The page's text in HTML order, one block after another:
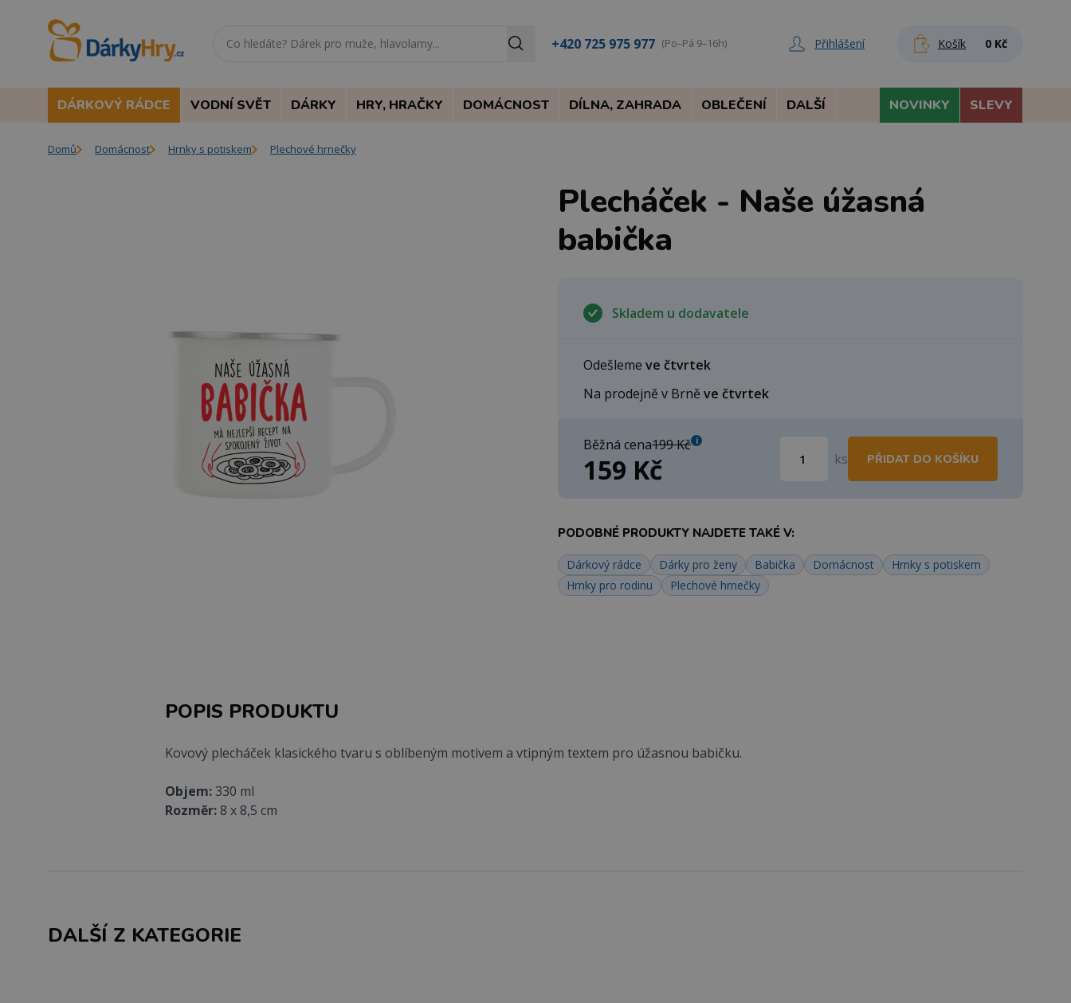
+420 725 975 977 (Po–Pá 9–16h) Přihlášení Košík 0 Kč
DÁRKOVÝ RÁDCE VODNÍ SVĚT DÁRKY HRY, HRAČKY DOMÁCNOST DÍLNA, ZAHRADA OBLEČENÍ DALŠÍ NOVINKY SLEVY
Domů Domácnost Hrnky s potiskem Plechové hrnečky
Plecháček - Naše úžasná
babička
Skladem u dodavatele
Odešleme ve čtvrtek
Na prodejně v Brně ve čtvrtek
159 Kč
Běžná cena199 Kč i
ks PŘIDAT DO KOŠÍKU
PODOBNÉ PRODUKTY NAJDETE TAKÉ V:
Dárkový rádce Dárky pro ženy Babička Domácnost
Hrnky s potiskem
Hrnky pro rodinu
Plechové hrnečky
POPIS PRODUKTU
Kovový plecháček klasického tvaru s oblíbeným motivem a vtipným textem pro úžasnou babičku.
Objem:330 ml
Rozměr: 8 x 8,5 cm
DALŠÍ Z KATEGORIE